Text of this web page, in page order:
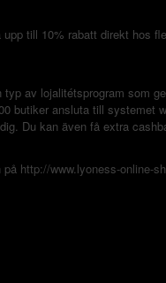
upp till 10% rabatt direkt hos
typ av lojalitétsprogram som
butiker ansluta till systemet
Du kan även få extra
på http://www.lyoness-online-